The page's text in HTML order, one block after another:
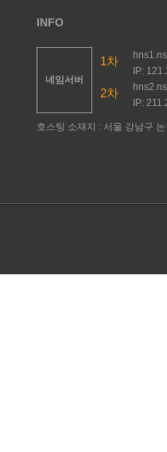
INFO
네임서버
1차
IP:
2차
IP:
호스팅 소재지 : 서울 강남구